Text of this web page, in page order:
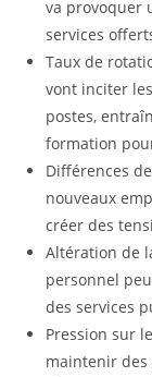
va provoquer
services
Taux de
vont inciter
postes,
formation
Différences
nouveaux
créer des
Altération de
personnel
des services
Pression sur
maintenir